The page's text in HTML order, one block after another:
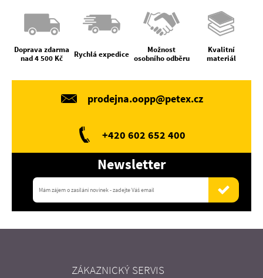
Doprava zdarma
nad 4 500 Kč
Rychlá expedice
Možnost
osobního odběru
Kvalitní
materiál
prodejna.oopp@petex.cz
+420 602 652 400
Newsletter
ZÁKAZNICKÝ SERVIS